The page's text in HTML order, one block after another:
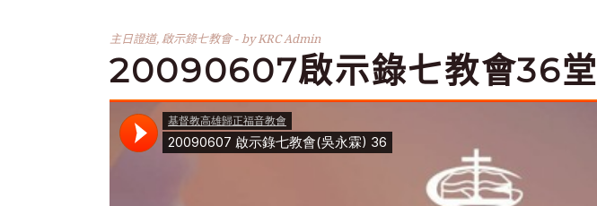
主日證道,啟示錄七教會 byKRC Admin
20090607啟示錄七教會36堂